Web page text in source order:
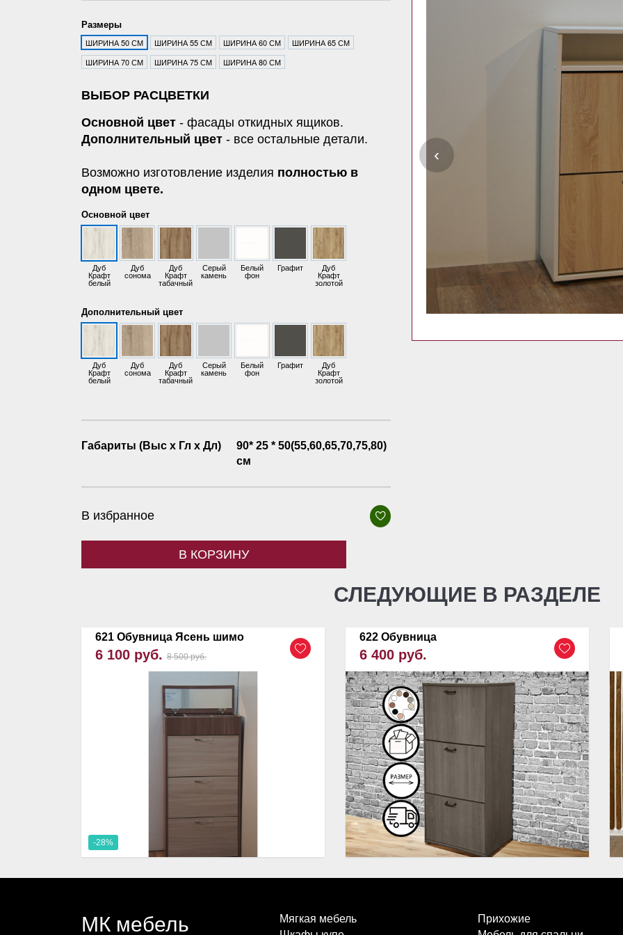
Размеры
ШИРИНА 50 СМ ШИРИНА 55 СМ ШИРИНА 60 СМ
ШИРИНА 65 СМ
ШИРИНА 70 СМ
ШИРИНА 75 СМ ШИРИНА 80 СМ
ВЫБОР РАСЦВЕТКИ
Основной цвет - фасады откидных ящиков.
Дополнительный цвет - все остальные детали.
Возможно изготовление изделия полностью в
одном цвете.
Основной цвет
Дуб
Крафт
белый
Дуб
сонома
Дуб
Крафт
табачный
Серый
камень
Белый
фон
Графит Дуб
Крафт
золотой
Дополнительный цвет
Дуб
Крафт
белый
Дуб
сонома
Дуб
Крафт
табачный
Серый
камень
Белый
фон
Графит Дуб
Крафт
золотой
Габариты (Выс х Гл х Дл)
90* 25 * 50(55,60,65,70,75,80)
см
В избранное
В КОРЗИНУ
‹
СЛЕДУЮЩИЕ В РАЗДЕЛЕ
-28%
621 Обувница Ясень шимо
6 100 руб. 8 500 руб.
622 Обувница
6 400 руб.
МК мебель
Мягкая мебель
Прихожие